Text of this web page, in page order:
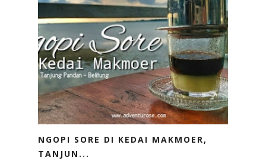
NGOPI SORE DI KEDAI MAKMOER,
TANJUN...